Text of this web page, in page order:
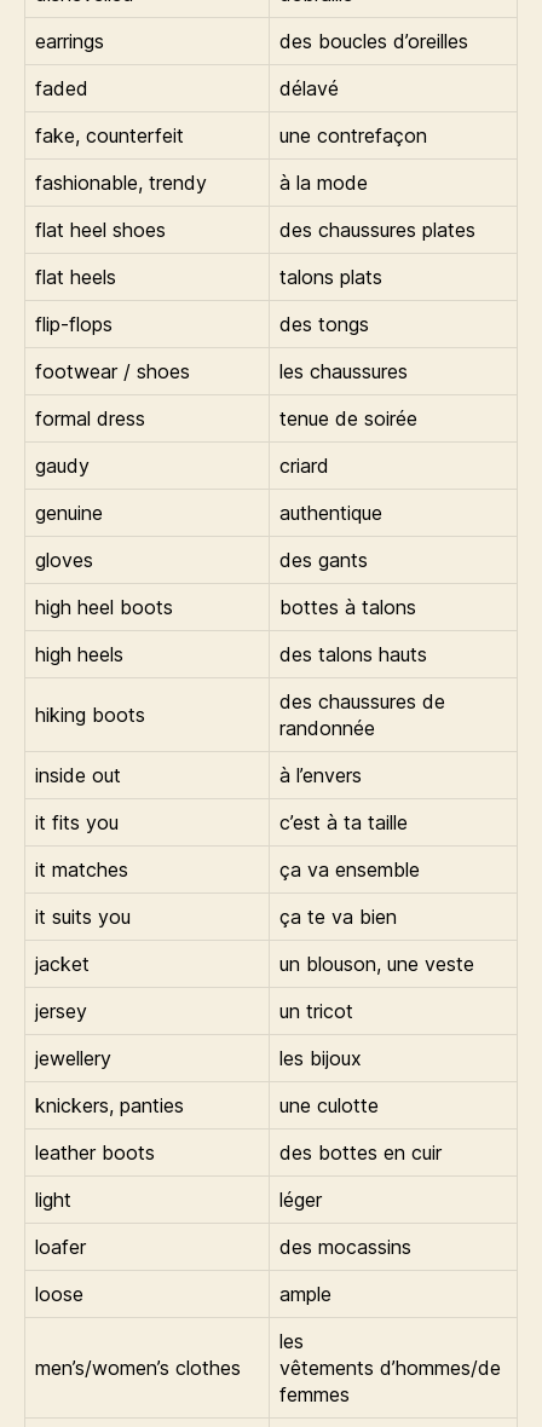
earrings
des boucles d’oreilles
faded
délavé
fake, counterfeit
une contrefaçon
fashionable, trendy
à la mode
flat heel shoes
des chaussures plates
flat heels
talons plats
flip-flops
des tongs
footwear / shoes
les chaussures
formal dress
tenue de soirée
gaudy
criard
genuine
authentique
gloves
des gants
high heel boots
bottes à talons
high heels
des talons hauts
hiking boots
des chaussures de
randonnée
inside out
à l’envers
it fits you
c’est à ta taille
it matches
ça va ensemble
it suits you
ça te va bien
jacket
un blouson, une veste
jersey
un tricot
jewellery
les bijoux
knickers, panties
une culotte
leather boots
des bottes en cuir
light
léger
loafer
des mocassins
loose
ample
men’s/women’s clothes
les
vêtements d’hommes/de
femmes